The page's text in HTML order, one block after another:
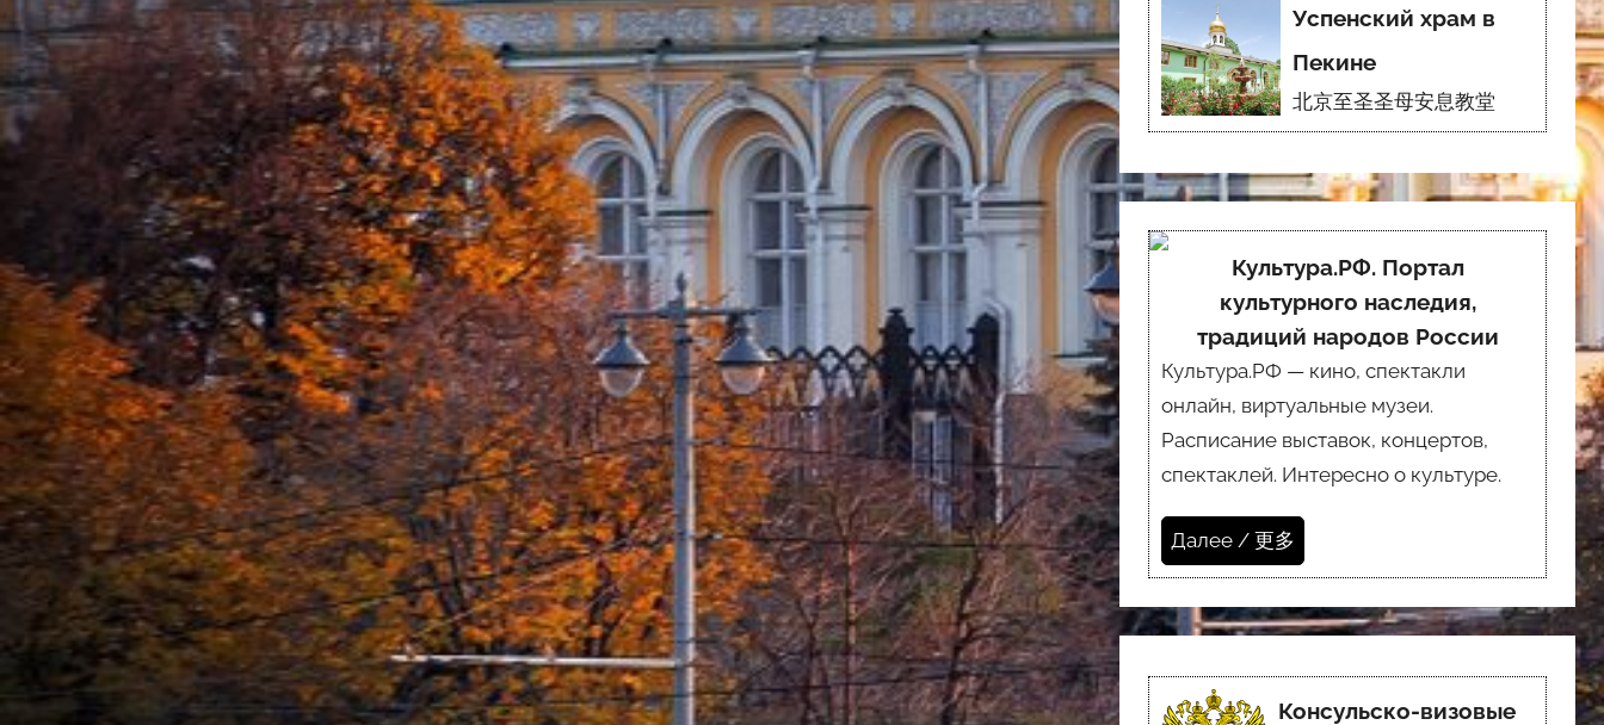
Успенский храм в
Пекине
北京至圣圣母安息教堂
Культура.РФ. Портал
культурного наследия,
традиций народов России
Культура.РФ — кино, спектакли
онлайн, виртуальные музеи.
Расписание выставок, концертов,
спектаклей. Интересно о культуре.
Далее / 更多
Консульско-визовые